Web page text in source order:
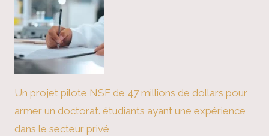
Un projet pilote NSF de 47 millions de dollars pour
armer un doctorat. étudiants ayant une expérience
dans le secteur privé